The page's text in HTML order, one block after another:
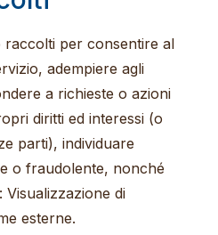
raccolti per consentire al
adempiere agli
a richieste o azioni
diritti ed interessi (o
parti), individuare
o fraudolente, nonché
Visualizzazione di
esterne.